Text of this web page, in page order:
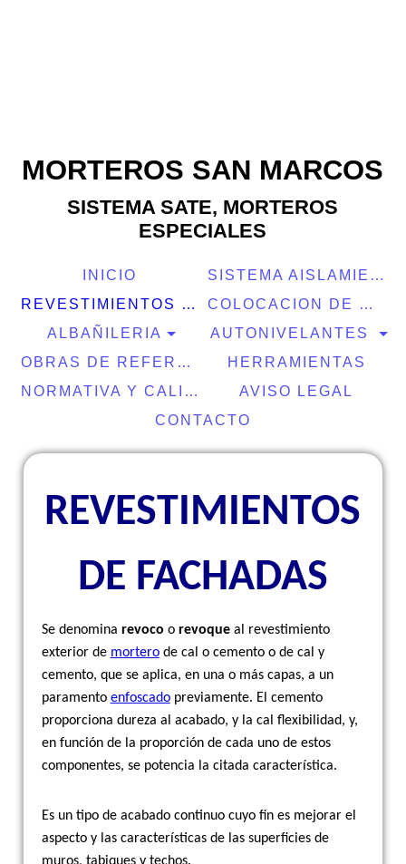
MORTEROS SAN MARCOS
SISTEMA SATE, MORTEROS
ESPECIALES
INICIO
SISTEMA AISLAMIENTO SATE
REVESTIMIENTOS FACHADAS E INTERIORES
COLOCACION DE CERAMICA
ALBAÑILERIA
AUTONIVELANTES
OBRAS DE REFERENCIA
HERRAMIENTAS
NORMATIVA Y CALIDAD
AVISO LEGAL
CONTACTO
REVESTIMIENTOS
DE FACHADAS
Se denomina revoco o revoqueal revestimiento
exterior de morterode cal o cemento o de cal y
cemento, que se aplica, en una o más capas, a un
paramento enfoscadopreviamente. El cemento
proporciona dureza al acabado, y la cal flexibilidad, y,
en función de la proporción de cada uno de estos
componentes, se potencia la citada característica.
Es un tipo de acabado continuo cuyo fin es mejorar el
aspecto y las características de las superficies de